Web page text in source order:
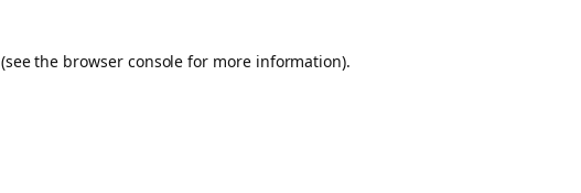
(see the browser console for more information).